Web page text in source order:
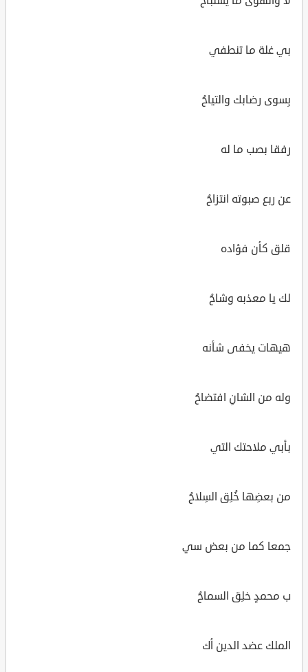
بي غلة ما تنطفي
بِسوى رضابك والتياحُ
رفقا بصب ما له
عن ربع صبوته انتزاحُ
قلق كأن فؤاده
لك يا معذبه وشاحُ
هيهات يخفى شأنه
وله من الشانِ افتضاحُ
بأبي ملاحتك التي
من بعضِها خُلِق السِلاحُ
جمعا كما من بعض سي
ب محمدٍ خلِق السماحُ
الملك عضد الدين أك